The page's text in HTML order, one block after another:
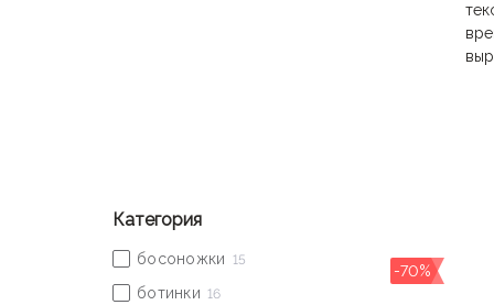
В
-70%
Категория